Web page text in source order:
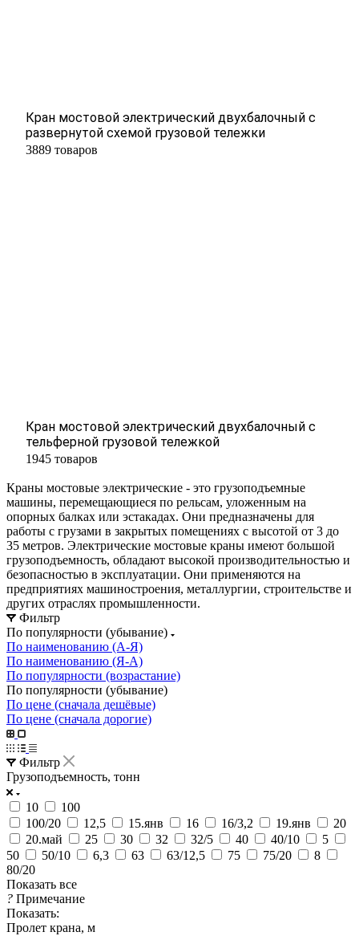
Кран мостовой электрический двухбалочный с
развернутой схемой грузовой тележки
3889 товаров
Кран мостовой электрический двухбалочный с
тельферной грузовой тележкой
1945 товаров
Краны мостовые электрические - это грузоподъемные
машины, перемещающиеся по рельсам, уложенным на
опорных балках или эстакадах. Они предназначены для
работы с грузами в закрытых помещениях с высотой от 3 до
35 метров. Электрические мостовые краны имеют большой
грузоподъемность, обладают высокой производительностью и
безопасностью в эксплуатации. Они применяются на
предприятиях машиностроения, металлургии, строительстве и
других отраслях промышленности.
Фильтр
По популярности (убывание)
По наименованию (А-Я)
По наименованию (Я-А)
По популярности (возрастание)
По популярности (убывание)
По цене (сначала дешёвые)
По цене (сначала дорогие)
Фильтр
Грузоподъемность, тонн
10
100
100/20
12,5 15.янв 16 16/3,2 19.янв
20
20.май
25 30 32 32/5 40 40/10
5
50
50/10 6,3 63 63/12,5 75 75/20
8
80/20
Показать все
? Примечание
Показать:
Пролет крана, м